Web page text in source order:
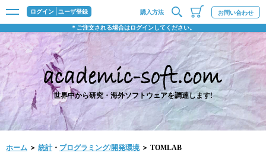
ログイン ユーザ登録
＊ご注文される場合はログインしてください。
購入方法 お問い合わせ
世界中から研究・海外ソフトウェアを調達します!
ホーム ＞ 統計・ プログラミング/開発環境 ＞ TOMLAB